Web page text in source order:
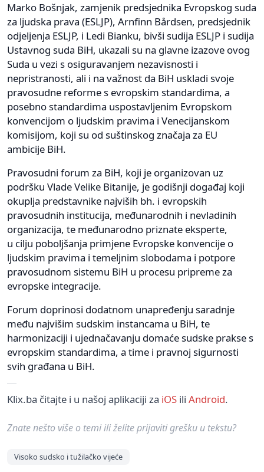
Marko Bošnjak, zamjenik predsjednika Evropskog suda
za ljudska prava (ESLJP), Arnfinn Bårdsen, predsjednik
odjeljenja ESLJP, i Ledi Bianku, bivši sudija ESLJP i sudija
Ustavnog suda BiH, ukazali su na glavne izazove ovog
Suda u vezi s osiguravanjem nezavisnosti i
nepristranosti, ali i na važnost da BiH uskladi svoje
pravosudne reforme s evropskim standardima, a
posebno standardima uspostavljenim Evropskom
konvencijom o ljudskim pravima i Venecijanskom
komisijom, koji su od suštinskog značaja za EU
ambicije BiH.
Pravosudni forum za BiH, koji je organizovan uz
podršku Vlade Velike Bitanije, je godišnji događaj koji
okuplja predstavnike najviših bh. i evropskih
pravosudnih institucija, međunarodnih i nevladinih
organizacija, te međunarodno priznate eksperte,
u cilju poboljšanja primjene Evropske konvencije o
ljudskim pravima i temeljnim slobodama i potpore
pravosudnom sistemu BiH u procesu pripreme za
evropske integracije.
Forum doprinosi dodatnom unapređenju saradnje
među najvišim sudskim instancama u BiH, te
harmonizaciji i ujednačavanju domaće sudske prakse s
evropskim standardima, a time i pravnoj sigurnosti
svih građana u BiH.
Klix.ba čitajte i u našoj aplikaciji za iOS ili Android.
Znate nešto više o temi ili želite prijaviti grešku u tekstu?
Visoko sudsko i tužilačko vijeće